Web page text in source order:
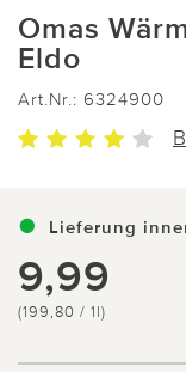
Omas
Eldo
Art.Nr.: 6324900
Lieferung
9,99
(199,80 / 1l)